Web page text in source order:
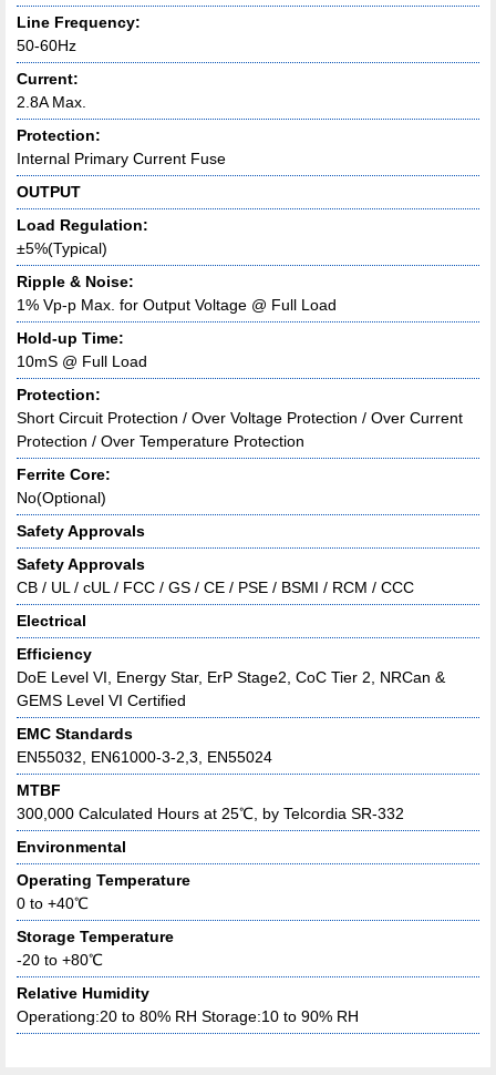
Line Frequency:
50-60Hz
Current:
2.8A Max.
Protection:
Internal Primary Current Fuse
OUTPUT
Load Regulation:
±5%(Typical)
Ripple & Noise:
1% Vp-p Max. for Output Voltage @ Full Load
Hold-up Time:
10mS @ Full Load
Protection:
Short Circuit Protection / Over Voltage Protection / Over Current
Protection / Over Temperature Protection
Ferrite Core:
No(Optional)
Safety Approvals
Safety Approvals
CB / UL / cUL / FCC / GS / CE / PSE / BSMI / RCM / CCC
Electrical
Efficiency
DoE Level VI, Energy Star, ErP Stage2, CoC Tier 2, NRCan &
GEMS Level VI Certified
EMC Standards
EN55032, EN61000-3-2,3, EN55024
MTBF
300,000 Calculated Hours at 25℃, by Telcordia SR-332
Environmental
Operating Temperature
0 to +40℃
Storage Temperature
-20 to +80℃
Relative Humidity
Operationg:20 to 80% RH Storage:10 to 90% RH